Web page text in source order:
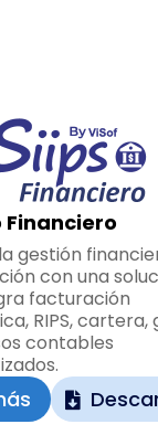
Financiero
gestión
con una
facturación
RIPS, cartera,
contables